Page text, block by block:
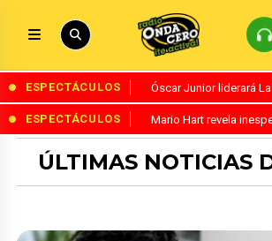
ESPECTÁCULOS Óscar Junior liderará
ESPECTÁCULOS Mario Hart revela
ÚLTIMAS NOTICIAS